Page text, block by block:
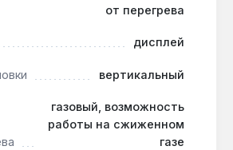
для квартир с открытой
и дымоходом диаметром 132,5
— Германия. Гарантия 1 год,
при давлении ниже 0,35 атм?
от перегрева
дисплей
вертикальный
газовый, возможность
работы на сжиженном
газе